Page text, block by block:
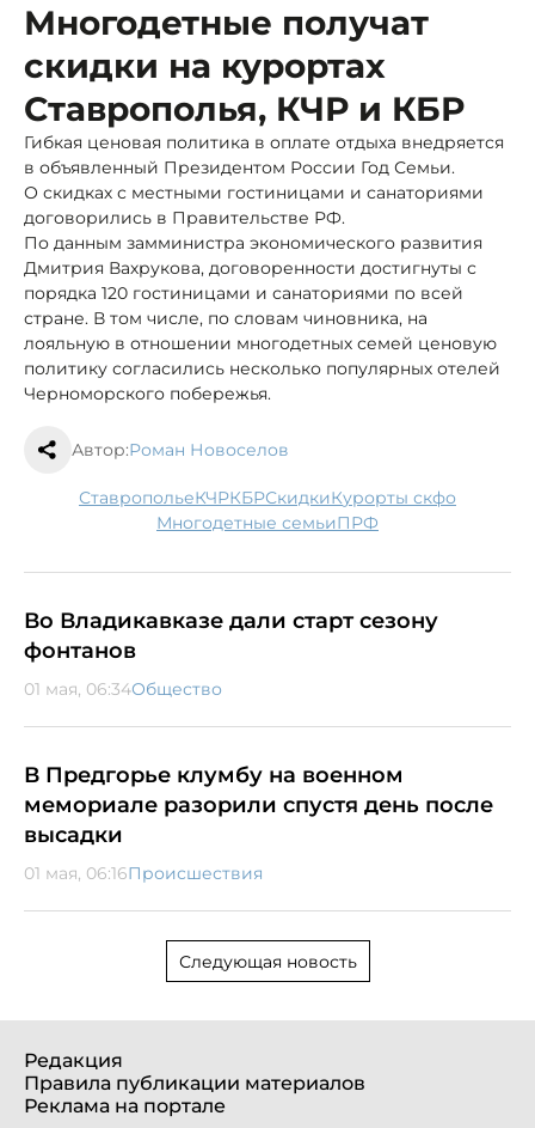
Многодетные получат
скидки на курортах
Ставрополья, КЧР и КБР
Гибкая ценовая политика в оплате отдыха внедряется
в объявленный Президентом России Год Семьи.
О скидках с местными гостиницами и санаториями
договорились в Правительстве РФ.
По данным замминистра экономического развития
Дмитрия Вахрукова, договоренности достигнуты с
порядка 120 гостиницами и санаториями по всей
стране. В том числе, по словам чиновника, на
лояльную в отношении многодетных семей ценовую
политику согласились несколько популярных отелей
Черноморского побережья.
Автор:Роман Новоселов
Ставрополье КЧР КБР скидки
курорты скфо
многодетные семьи
ПРФ
Во Владикавказе дали старт сезону
фонтанов
01 мая, 06:34Общество
В Предгорье клумбу на военном
мемориале разорили спустя день после
высадки
01 мая, 06:16Происшествия
Следующая новость
Редакция
Правила публикации материалов
Реклама на портале